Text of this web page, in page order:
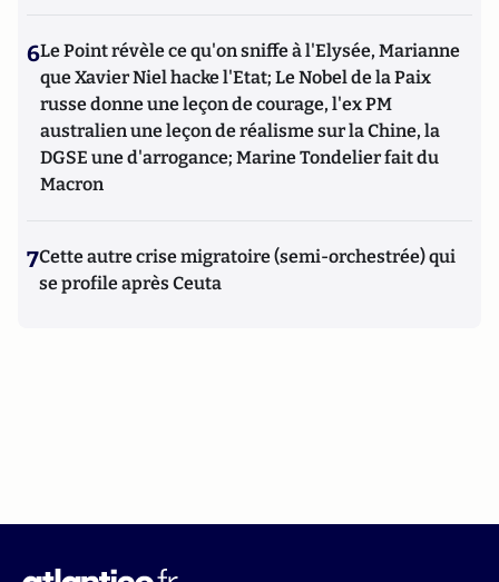
6Le Point révèle ce qu'on sniffe à l'Elysée, Marianne
que Xavier Niel hacke l'Etat; Le Nobel de la Paix
russe donne une leçon de courage, l'ex PM
australien une leçon de réalisme sur la Chine, la
DGSE une d'arrogance; Marine Tondelier fait du
Macron
7Cette autre crise migratoire (semi-orchestrée) qui
se profile après Ceuta